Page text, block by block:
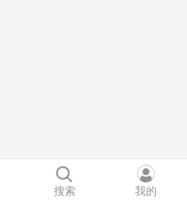
搜索 我的